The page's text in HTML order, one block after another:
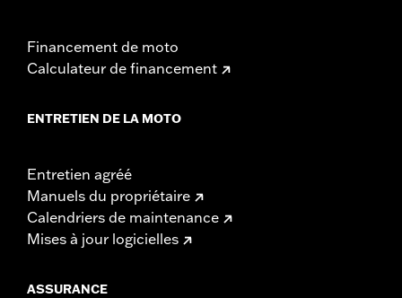
Financement de moto
Calculateur de financement
ENTRETIEN DE LA MOTO
Entretien agréé
Manuels du propriétaire
Calendriers de maintenance
Mises à jour logicielles
ASSURANCE